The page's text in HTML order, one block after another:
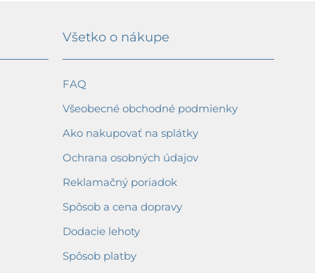
Všetko o nákupe
FAQ
Všeobecné obchodné podmienky
Ako nakupovať na splátky
Ochrana osobných údajov
Reklamačný poriadok
Spôsob a cena dopravy
Dodacie lehoty
Spôsob platby